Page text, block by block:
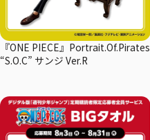
『ONE PIECE』Portrait.Of.Pirates
“S.O.C” サンジ Ver.R